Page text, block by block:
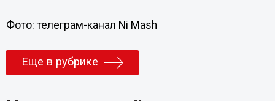
Фото: телеграм-канал Ni Mash
Еще в рубрике